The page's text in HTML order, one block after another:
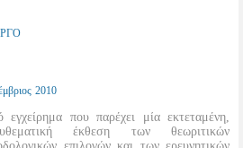
2010
που παρέχει μία εκτεταμένη,
έκθεση των θεωριτικών